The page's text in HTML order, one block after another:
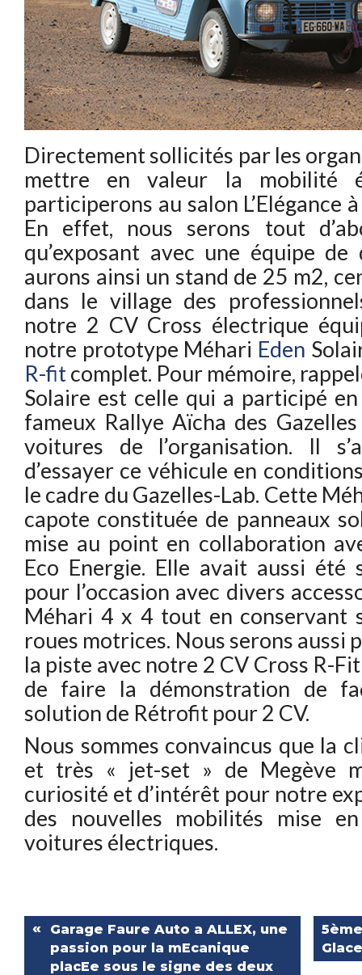
Directement sollicités par les
mettre en valeur la mobilité
participerons au salon L’Elégance
En effet, nous serons tout
qu’exposant avec une équipe de
aurons ainsi un stand de 25 m2,
dans le village des
notre 2 CV Cross électrique
notre prototype Méhari Eden
R-fitcomplet. Pour mémoire,
Solaire est celle qui a participé
fameux Rallye Aïcha des
voitures de l’organisation. Il
d’essayer ce véhicule en
le cadre du Gazelles-Lab. Cette
capote constituée de panneaux
mise au point en collaboration
Eco Energie. Elle avait aussi été
pour l’occasion avec divers
Méhari 4 x 4 tout en conservant
roues motrices. Nous serons aussi
la piste avec notre 2 CV Cross R-
de faire la démonstration de
solution de Rétrofit pour 2 CV.
Nous sommes convaincus que la
et très « jet-set » de Megève
curiosité et d’intérêt pour notre
des nouvelles mobilités mise
voitures électriques.
Garage Faure Auto a ALLEX, une
passion pour la mEcanique
placEe sous le signe des deux
Glace